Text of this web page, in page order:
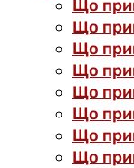
Що
Що
Що
Що
Що
Що
Що
Що